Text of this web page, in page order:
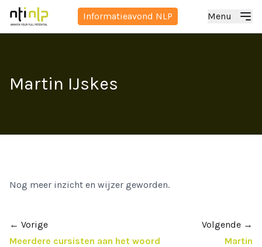
Informatieavond NLP Menu
Martin IJskes
Nog meer inzicht en wijzer geworden.
← Vorige
Meerdere cursisten aan het woord
Volgende →
Martin